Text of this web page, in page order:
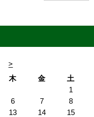
>
木 金
土
1
6 7
8
13 14
15